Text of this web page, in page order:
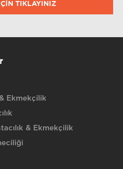
TIKLAYINIZ
Ekmekçilik
& Ekmekçilik